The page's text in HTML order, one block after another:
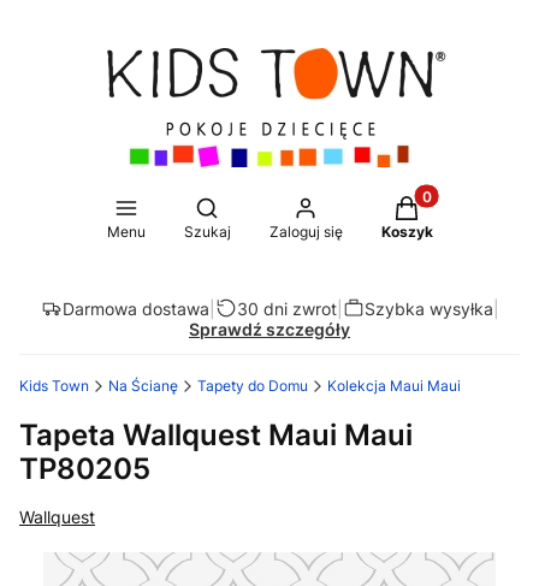
Menu
Otwórz wyszukiwarkę
Szukaj Zaloguj się
Produkty w
Koszyk
Darmowa dostawa 30 dni zwrot| Szybka wysyłka
Sprawdź szczegóły
Kids Town Na Ścianę Tapety do Domu Kolekcja Maui Maui
Tapeta Wallquest Maui Maui
TP80205
Wallquest